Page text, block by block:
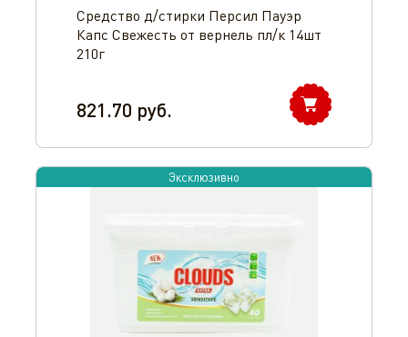
Средство д/стирки Персил Пауэр
Капс Свежесть от вернель пл/к 14шт
210г
821.70 руб.
Эксклюзивно